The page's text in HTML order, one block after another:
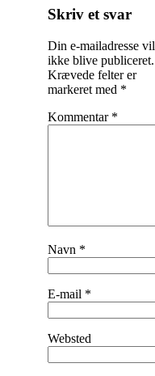
Skriv et svar
Din e-mailadresse vil
ikke blive publiceret.
Krævede felter er
markeret med *
Kommentar *
Navn *
E-mail *
Websted